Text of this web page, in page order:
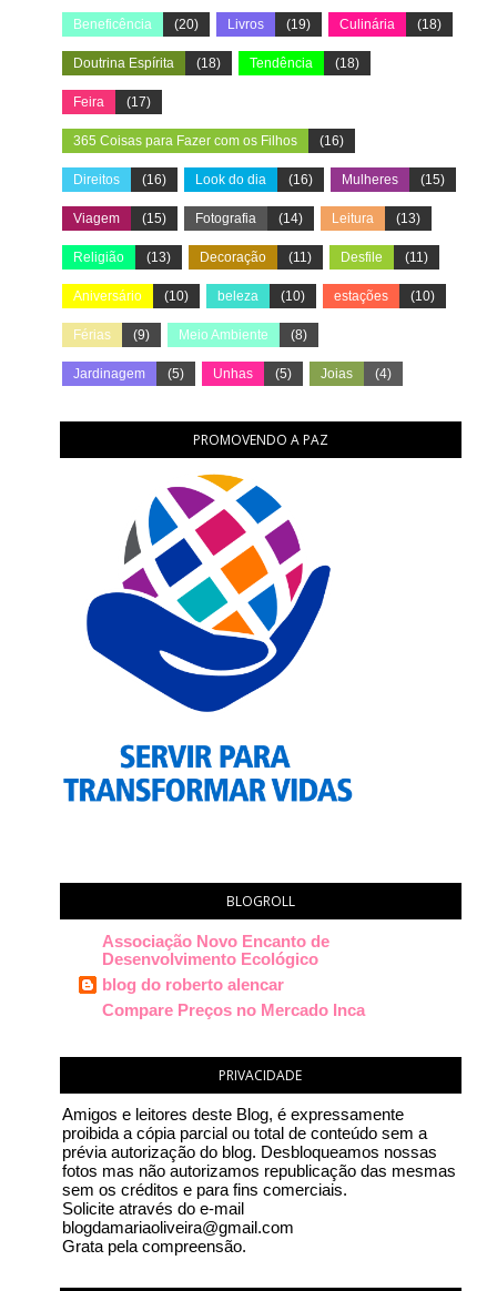
Beneficência (20) Livros (19) Culinária (18)
Doutrina Espírita (18) Tendência (18)
Feira (17)
365 Coisas para Fazer com os Filhos (16)
Direitos (16) Look do dia (16) Mulheres (15)
Viagem (15) Fotografia (14) Leitura (13)
Religião (13) Decoração (11) Desfile (11)
Aniversário (10) beleza (10) estações (10)
Férias (9) Meio Ambiente (8)
Jardinagem (5) Unhas (5) Joias (4)
PROMOVENDO A PAZ
BLOGROLL
Associação Novo Encanto de
Desenvolvimento Ecológico
blog do roberto alencar
Compare Preços no Mercado Inca
PRIVACIDADE
Amigos e leitores deste Blog, é expressamente
proibida a cópia parcial ou total de conteúdo sem a
prévia autorização do blog. Desbloqueamos nossas
fotos mas não autorizamos republicação das mesmas
sem os créditos e para fins comerciais.
Solicite através do e-mail
blogdamariaoliveira@gmail.com
Grata pela compreensão.